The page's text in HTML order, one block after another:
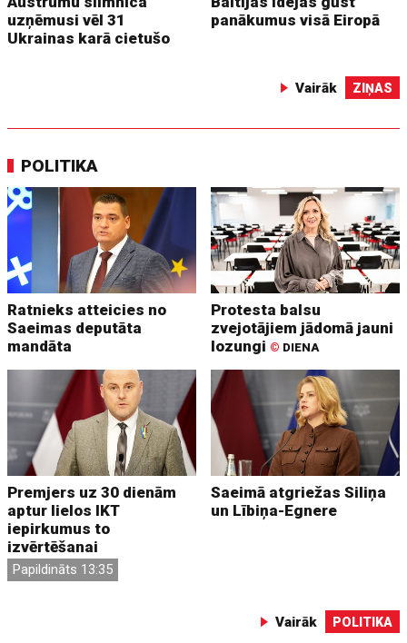
uzņēmusi vēl 31
Ukrainas karā cietušo
panākumus visā Eiropā
Vairāk ZIŅAS
POLITIKA
Ratnieks atteicies no
Saeimas deputāta
mandāta
Protesta balsu
zvejotājiem jādomā jauni
lozungi © DIENA
Premjers uz 30 dienām
aptur lielos IKT
iepirkumus to
izvērtēšanai
Papildināts 13:35
Saeimā atgriežas Siliņa
un Lībiņa-Egnere
Vairāk POLITIKA